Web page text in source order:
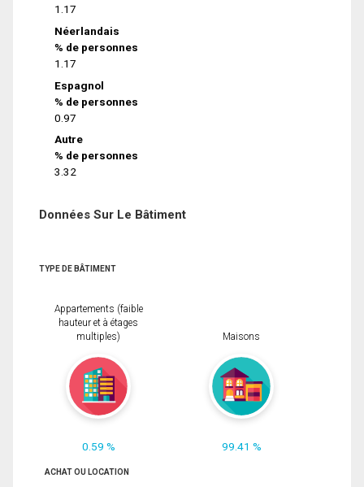
1.17
Néerlandais
% de personnes
1.17
Espagnol
% de personnes
0.97
Autre
% de personnes
3.32
Données Sur Le Bâtiment
TYPE DE BÂTIMENT
Appartements (faible
hauteur et à étages
multiples)
0.59 %
Maisons
99.41 %
ACHAT OU LOCATION